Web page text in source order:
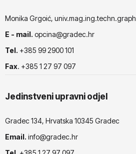
Monika Grgoić, univ.mag.ing.techn.graph
E - mail. opcina@gradec.hr
Tel. +385 99 2900 101
Fax. +385 1 27 97 097
Jedinstveni upravni odjel
Gradec 134, Hrvatska 10345 Gradec
Email. info@gradec.hr